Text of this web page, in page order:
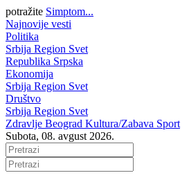
potražite Simptom...
Najnovije vesti
Politika
Srbija Region Svet
Republika Srpska
Ekonomija
Srbija Region Svet
Društvo
Srbija Region Svet
Zdravlje Beograd Kultura/Zabava Sport
Subota, 08. avgust 2026.